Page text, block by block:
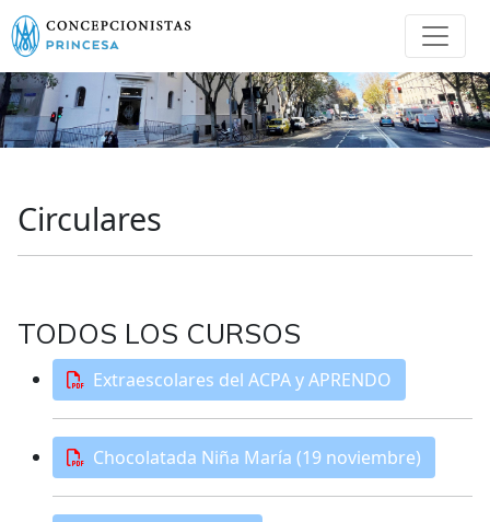
Circulares
TODOS LOS CURSOS
Extraescolares del ACPA y APRENDO
Chocolatada Niña María (19 noviembre)